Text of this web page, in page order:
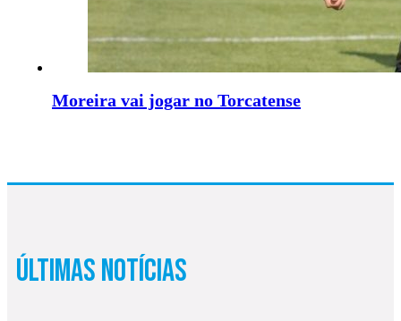
Moreira vai jogar no Torcatense
Últimas Notícias